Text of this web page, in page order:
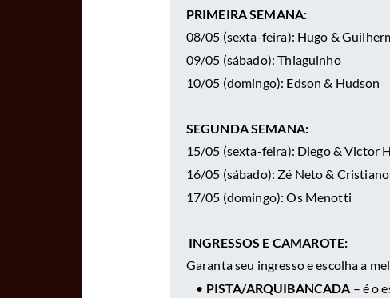
PRIMEIRA SEMANA:
08/05 (sexta-feira): Hugo &
09/05 (sábado): Thiaguinho
10/05 (domingo): Edson & Hudson
SEGUNDA SEMANA:
15/05 (sexta-feira): Diego & Victor
16/05 (sábado): Zé Neto & Cristiano
17/05 (domingo): Os Menotti
INGRESSOS E CAMAROTE:
Garanta seu ingresso e escolha a
• PISTA/ARQUIBANCADA – é o